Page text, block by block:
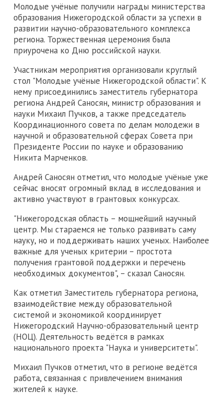
Молодые учёные получили награды министерства
образования Нижегородской области за успехи в
развитии научно-образовательного комплекса
региона. Торжественная церемония была
приурочена ко Дню российской науки.
Участникам мероприятия организовали круглый
стол "Молодые учёные Нижегородской области". К
нему присоединились заместитель губернатора
региона Андрей Саносян, министр образования и
науки Михаил Пучков, а также председатель
Координационного совета по делам молодежи в
научной и образовательной сферах Совета при
Президенте России по науке и образованию
Никита Марченков.
Андрей Саносян отметил, что молодые учёные уже
сейчас вносят огромный вклад в исследования и
активно участвуют в грантовых конкурсах.
"Нижегородская область – мощнейший научный
центр. Мы стараемся не только развивать саму
науку, но и поддерживать наших ученых. Наиболее
важные для ученых критерии – простота
получения грантовой поддержки и перечень
необходимых документов", – сказал Саносян.
Как отметил Заместитель губернатора региона,
взаимодействие между образовательной
системой и экономикой координирует
Нижегородский Научно-образовательный центр
(НОЦ). Деятельность ведётся в рамках
национального проекта "Наука и университеты".
Михаил Пучков отметил, что в регионе ведётся
работа, связанная с привлечением внимания
жителей к науке.